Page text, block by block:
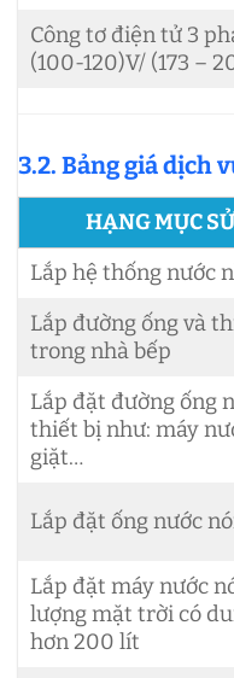
Công tơ điện tử 3
(100-120)V/ (173 –
3.2. Bảng giá dịch
HẠNG MỤC
Lắp hệ thống nước
Lắp đường ống và
trong nhà bếp
Lắp đặt đường ống
thiết bị như: máy
giặt…
Lắp đặt ống nước
Lắp đặt máy nước
lượng mặt trời có
hơn 200 lít